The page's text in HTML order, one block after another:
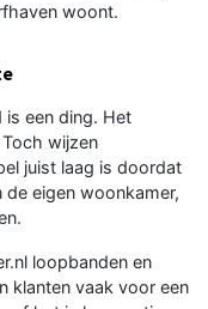
woont.
is een ding. Het
wijzen
juist laag is doordat
eigen woonkamer,
loopbanden en
klanten vaak voor een